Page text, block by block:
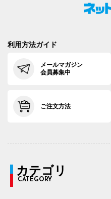
利用方法ガイド
メールマガジン
会員募集中
ご注文方法
カテゴリ
CATEGORY